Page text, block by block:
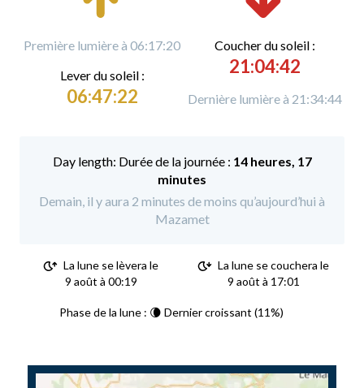
Première lumière à 06:17:20
Lever du soleil :
06:47:22
Coucher du soleil :
21:04:42
Dernière lumière à 21:34:44
Durée de la journée : 14 heures, 17
minutes
Demain, il y aura 2 minutes de moins qu’aujourd’hui à
Mazamet
La lune se lèvera le
9 août à 00:19
La lune se couchera le
9 août à 17:01
Phase de la lune : 🌘 Dernier croissant (11%)